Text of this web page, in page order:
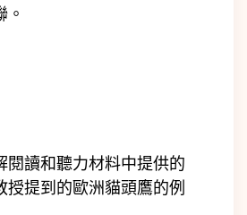
。
閱讀和聽力材料中提供的
授提到的歐洲貓頭鷹的例